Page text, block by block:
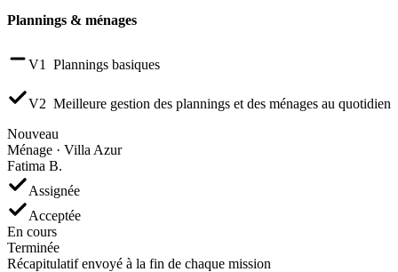
Plannings & ménages
V1 Plannings basiques
V2 Meilleure gestion des plannings et des ménages au quotidien
Nouveau
Ménage · Villa Azur
Fatima B.
Assignée
Acceptée
En cours
Terminée
Récapitulatif envoyé à la fin de chaque mission